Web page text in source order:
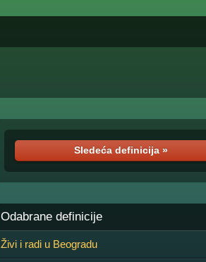
Sledeća definicija »
Odabrane definicije
Živi i radi u Beogradu